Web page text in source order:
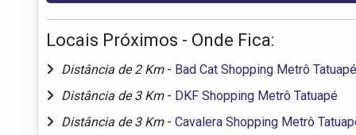
Locais Próximos - Onde Fica:
Distância de 2 Km - Bad Cat Shopping Metrô Tatuapé
Distância de 3 Km - DKF Shopping Metrô Tatuapé
Distância de 3 Km - Cavalera Shopping Metrô